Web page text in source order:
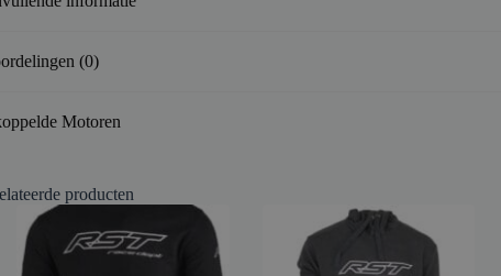
(0)
Motoren
producten